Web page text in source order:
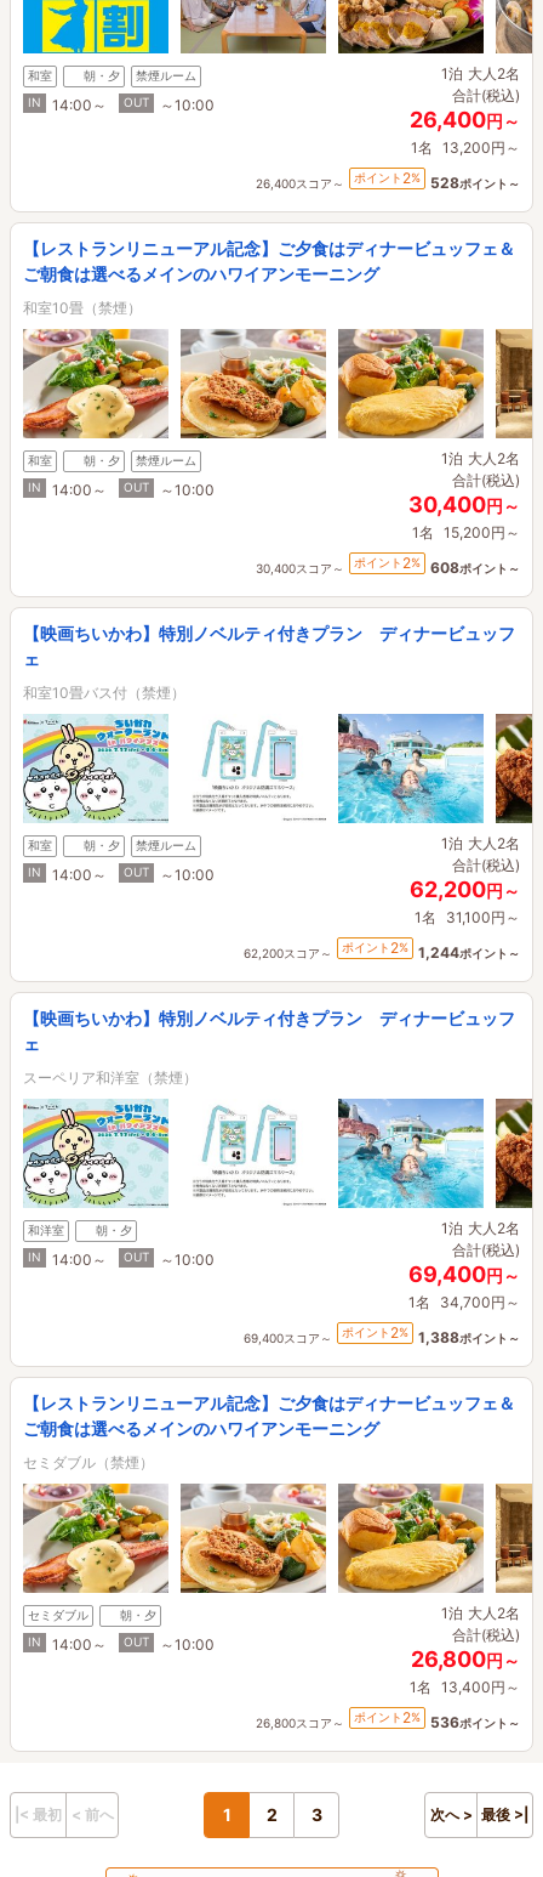
和室 朝・夕
禁煙ルーム
IN
14:00～ OUT ～10:00
1泊 大人2名
合計(税込)
26,400円～
1名 13,200円～
26,400スコア～ ポイント 2% 528ポイント～
【レストランリニューアル記念】ご夕食はディナービュッフェ＆
ご朝食は選べるメインのハワイアンモーニング
和室10畳（禁煙）
和室 朝・夕
禁煙ルーム
IN
14:00～ OUT ～10:00
1泊 大人2名
合計(税込)
30,400円～
1名 15,200円～
30,400スコア～ ポイント 2% 608ポイント～
【映画ちいかわ】特別ノベルティ付きプラン ディナービュッフ
ェ
和室10畳バス付（禁煙）
和室 朝・夕
禁煙ルーム
IN
14:00～ OUT ～10:00
1泊 大人2名
合計(税込)
62,200円～
1名 31,100円～
62,200スコア～ ポイント 2% 1,244ポイント～
【映画ちいかわ】特別ノベルティ付きプラン ディナービュッフ
ェ
スーペリア和洋室（禁煙）
和洋室
朝・夕
IN
14:00～ OUT ～10:00
1泊 大人2名
合計(税込)
69,400円～
1名 34,700円～
69,400スコア～ ポイント 2% 1,388ポイント～
【レストランリニューアル記念】ご夕食はディナービュッフェ＆
ご朝食は選べるメインのハワイアンモーニング
セミダブル（禁煙）
セミダブル
朝・夕
IN
14:00～ OUT ～10:00
1泊 大人2名
合計(税込)
26,800円～
1名 13,400円～
26,800スコア～ ポイント 2% 536ポイント～
|< 最初 < 前へ 1 2 3 次へ > 最後 >|